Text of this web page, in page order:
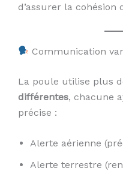
d’assurer la cohésion
Communication
La poule utilise plus
différentes, chacune
précise :
Alerte aérienne
Alerte terrestre